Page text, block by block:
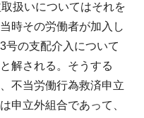
扱いについてはそれを
時その労働者が加入し
号の支配介入について
解される。そうする
不当労働行為救済申立
申立外組合であって、